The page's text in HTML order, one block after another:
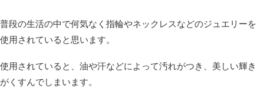
普段の生活の中で何気なく指輪やネックレスなどのジュエリーを
使用されていると思います。
使用されていると、油や汗などによって汚れがつき、美しい輝き
がくすんでしまいます。